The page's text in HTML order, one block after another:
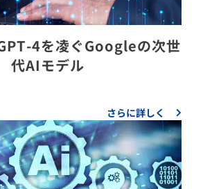
4を凌ぐGoogleの次世
代AIモデル
さらに詳しく